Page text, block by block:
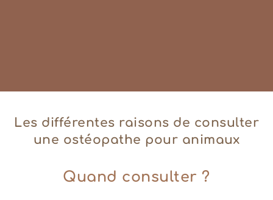
Les différentes raisons de consulter
une ostéopathe pour animaux
Quand consulter ?